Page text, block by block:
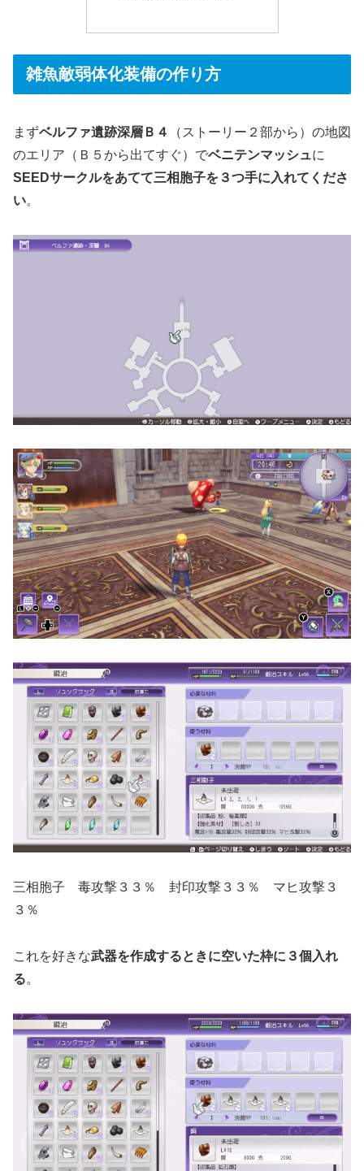
雑魚敵弱体化装備の作り方
まずベルファ遺跡深層Ｂ４
（ストーリー２部から）の地図
のエリア（Ｂ５から出てすぐ）でベニテンマッシュに
SEEDサークルをあてて三相胞子を３つ手に入れてくださ
い。
三相胞子 毒攻撃３３％ 封印攻撃３３％ マヒ攻撃３
３％
これを好きな武器を作成するときに空いた枠に３個入れ
る。